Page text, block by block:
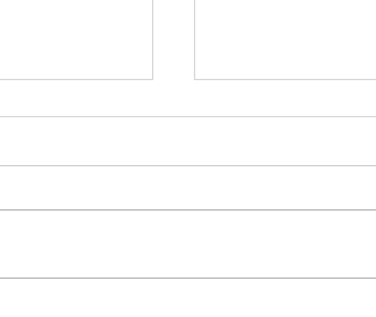
Vente à la Ferme
nouvelle vente de